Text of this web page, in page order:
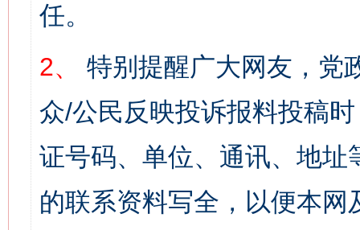
任。
2、
特别提醒广大网友，党
众/公民反映投诉报料投稿
证号码、单位、通讯、地
的联系资料写全，以便本